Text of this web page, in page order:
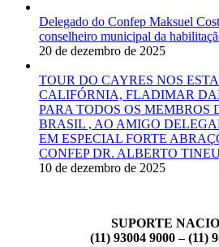
Delegado do Confep Maksuel
conselheiro municipal da
20 de dezembro de 2025
TOUR DO CAYRES NOS
CALIFÓRNIA, FLADIMAR
PARA TODOS OS MEMBROS
BRASIL , AO AMIGO
EM ESPECIAL FORTE
CONFEP DR. ALBERTO
10 de dezembro de 2025
SUPORTE
(11) 93004 9000 – (11)